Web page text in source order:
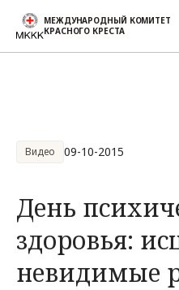
МЕЖДУНАРОДНЫЙ КОМИТЕТ
КРАСНОГО КРЕСТА
Видео 09-10-2015
День
здоровья:
невидимые